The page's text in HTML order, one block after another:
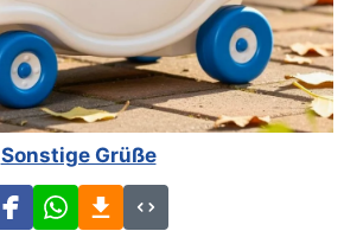
Sonstige Grüße